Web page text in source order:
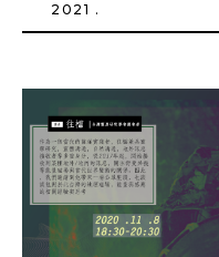
2021 .